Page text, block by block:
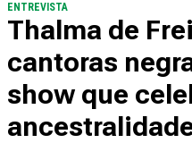
ENTREVISTA
Thalma de
cantoras
show que